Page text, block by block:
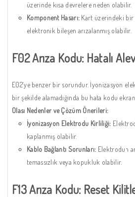
üzerinde kısa devrelere neden olabilir.
Komponent Hasarı: Kart üzerindeki bir
elektronik bileşen arızalanmış olabilir.
F02 Arıza Kodu: Hatalı
E02´ye benzer bir sorundur. İyonizasyon
bir şekilde alamadığında bu hata kodu
Olası Nedenler ve Çözüm Önerileri:
İyonizasyon Elektrodu Kirliliği:
kaplanmış olabilir.
Kablo Bağlantı Sorunları: Elektrodun
temassızlık veya kopukluk olabilir.
F13 Arıza Kodu: Reset